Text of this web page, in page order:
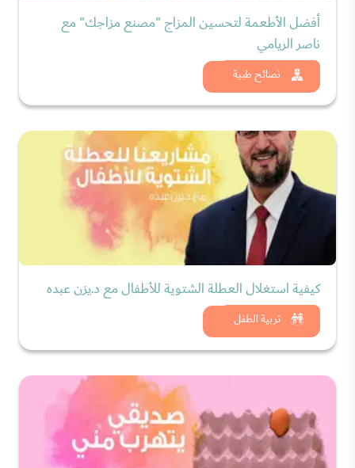
نصائح طبية
أفضل الأطعمة لتحسين المزاج "مصنع مزاجك" مع
ناصر الريامي
شاهد الان
تربية الطفل
كيفية استغلال العطلة الشتوية للأطفال مع د.يزن عبده
شاهد الان